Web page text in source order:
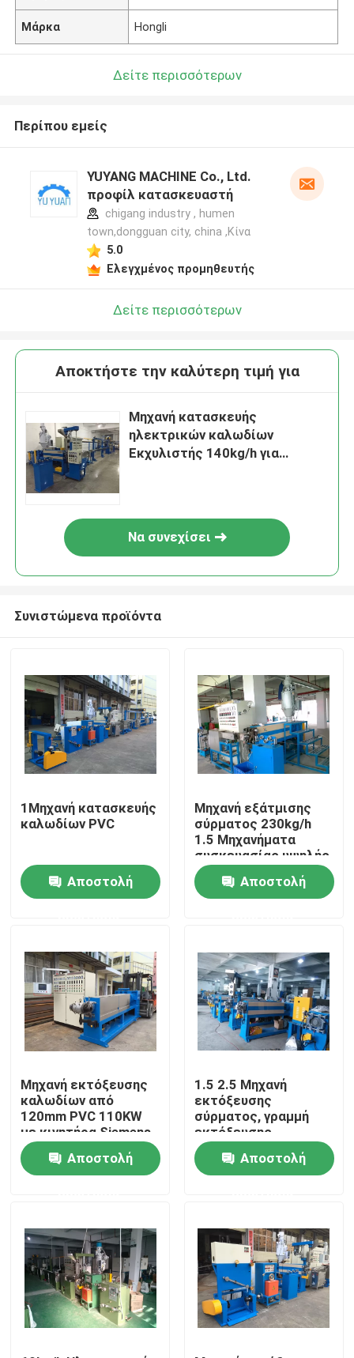
Σπίτι
Προϊόντα
Βίντεο
Σχετικά με εμάς
Επισκεψή εργοστασίου
Έλεγχος ποιότητας
Ζητήστε μια προσφορά
Μηχανή εκτόξευσης καλωδίων
Μάρκα Hongli
Δείτε περισσότερων
Περίπου εμείς
YUYANG MACHINE Co., Ltd.
προφίλ κατασκευαστή
chigang industry , humen
town,dongguan city, china ,Κίνα
5.0
Ελεγχμένος προμηθευτής
Δείτε περισσότερων
Αποκτήστε την καλύτερη τιμή για
Μηχανή κατασκευής
ηλεκτρικών καλωδίων
Εκχυλιστής 140kg/h για
Να συνεχίσει
Συνιστώμενα προϊόντα
1Μηχανή κατασκευής
καλωδίων PVC
Αποστολή
Μηχανή εξάτμισης
σύρματος 230kg/h
1.5 Μηχανήματα
συσκευασίας υψηλής
ταχύτητας
Αποστολή
Μηχανή εκτόξευσης
καλωδίων από
120mm PVC 110KW
με κινητήρα Siemens
Αποστολή
1.5 2.5 Μηχανή
εκτόξευσης
σύρματος, γραμμή
εκτόξευσης
καλωδίων με κάλυψη
σακούλαςΑποστολή